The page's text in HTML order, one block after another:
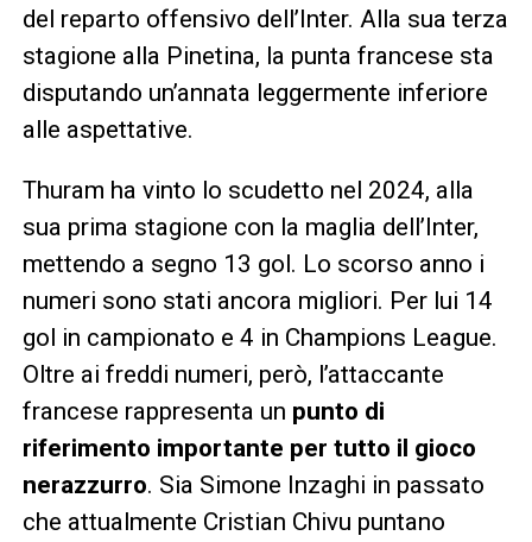
del reparto offensivo dell’Inter. Alla sua terza
stagione alla Pinetina, la punta francese sta
disputando un’annata leggermente inferiore
alle aspettative.
Thuram ha vinto lo scudetto nel 2024, alla
sua prima stagione con la maglia dell’Inter,
mettendo a segno 13 gol. Lo scorso anno i
numeri sono stati ancora migliori. Per lui 14
gol in campionato e 4 in Champions League.
Oltre ai freddi numeri, però, l’attaccante
francese rappresenta un punto di
riferimento importante per tutto il gioco
nerazzurro. Sia Simone Inzaghi in passato
che attualmente Cristian Chivu puntano